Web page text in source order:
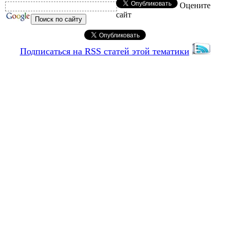
Оцените
сайт
Подписаться на RSS статей этой тематики